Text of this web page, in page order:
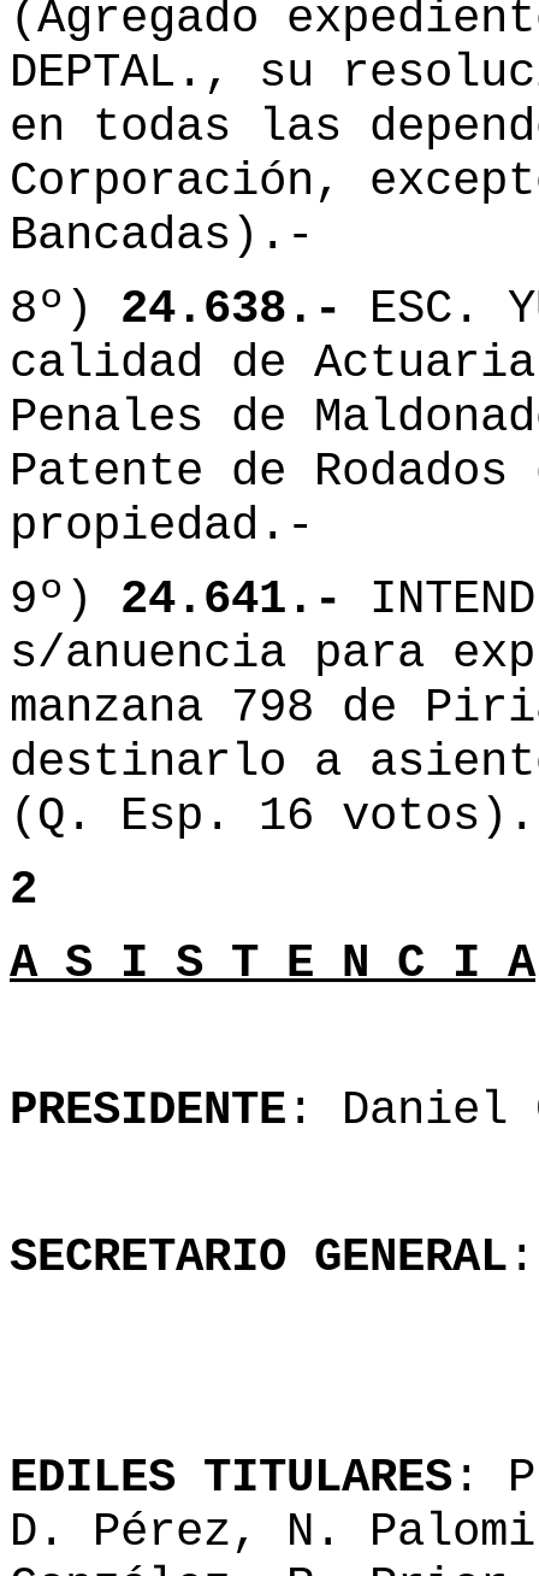
(Agregado
DEPTAL., su
en todas las
Corporación,
Bancadas).-
8º) 24.638.-
ESC.
calidad de
Penales de
Patente de
propiedad.-
9º) 24.641.-
s/anuencia para
manzana 798 de
destinarlo a
(Q. Esp. 16
2
A S I S T E N C I A
PRESIDENTE : Daniel
SECRETARIO GENERAL
EDILES TITULARES :
D. Pérez, N.